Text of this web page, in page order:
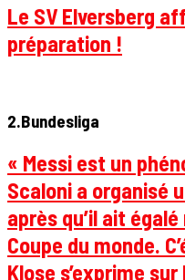
Le SV Elversberg
préparation !
2.Bundesliga
« Messi est un
Scaloni a organisé
après qu’il ait
Coupe du monde.
Klose s’exprime